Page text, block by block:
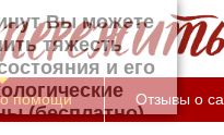
минут Вы можете
состояния и его
причины
помощи Отзывы о